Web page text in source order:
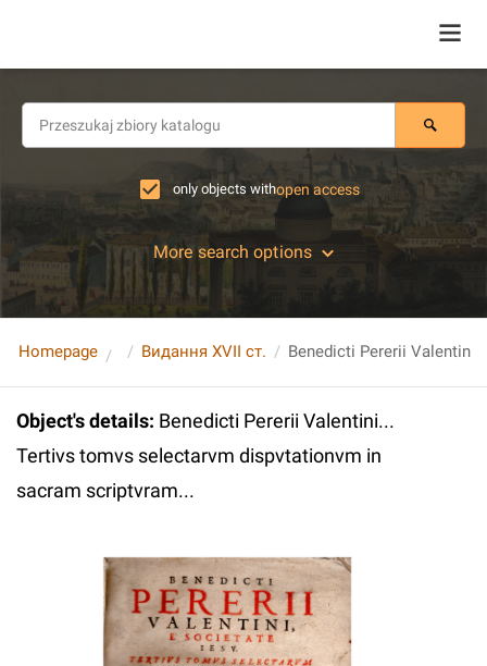
only objects withopen access
More search options
Homepage Видання XVII ст.
Object's details: Benedicti Pererii Valentini...
Tertivs tomvs selectarvm dispvtationvm in
sacram scriptvram...